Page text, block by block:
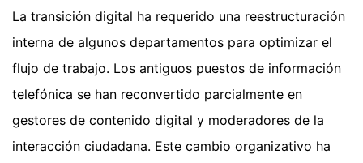
La transición digital ha requerido una reestructuración
interna de algunos departamentos para optimizar el
flujo de trabajo. Los antiguos puestos de información
telefónica se han reconvertido parcialmente en
gestores de contenido digital y moderadores de la
interacción ciudadana. Este cambio organizativo ha